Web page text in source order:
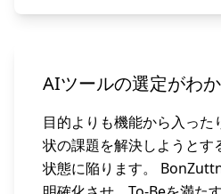
AIツールの選定がわか
目的よりも機能から入っ
状の課題を解決しようとす
状態に陥ります。